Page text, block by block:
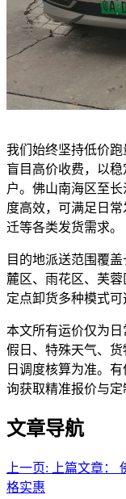
我们始终坚持低价
盲目高价收费，以
户。佛山南海区至
度高效，可满足日
迁等各类发货需求。
目的地派送范围覆
麓区、雨花区、芙蓉
定点卸货多种模式可
本文所有运价仅为
假日、特殊天气、
日调度核算为准。
询获取精准报价与定
文章导航
上一页: 上篇文章：
格实惠